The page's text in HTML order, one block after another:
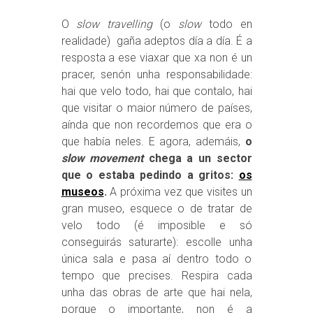
O slow travelling(o slowtodo en
realidade) gaña adeptos día a día. É a
resposta a ese viaxar que xa non é un
pracer, senón unha responsabilidade:
hai que velo todo, hai que contalo, hai
que visitar o maior número de países,
aínda que non recordemos que era o
que había neles. E agora, ademáis, o
slow movementchega a un sector
que o estaba pedindo a gritos: os
museos. A próxima vez que visites un
gran museo, esquece o de tratar de
velo todo (é imposible e só
conseguirás saturarte): escolle unha
única sala e pasa aí dentro todo o
tempo que precises. Respira cada
unha das obras de arte que hai nela,
porque o importante, non é a